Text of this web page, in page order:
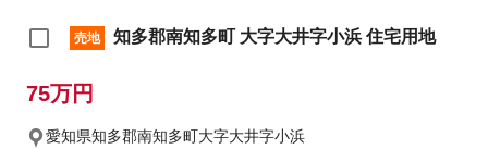
売地 知多郡南知多町 大字大井字小浜 住宅用地
75万円
愛知県知多郡南知多町大字大井字小浜